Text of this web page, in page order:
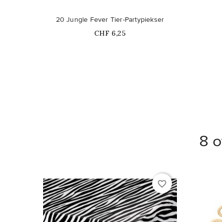
20 Jungle Fever Tier-Partypiekser
Price
CHF 6,25
8
favorite_border